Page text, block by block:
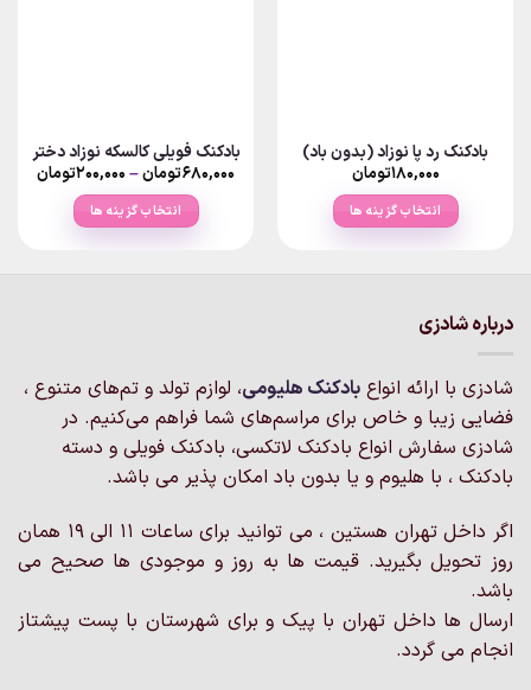
بادکنک رد پا نوزاد (بدون باد)
۱۸۰,۰۰۰تومان
انتخاب گزینه ها
باشد.
گزینه
ها
ممکن
است
صفحه
محصول
شوند
بادکنک فویلی کالسکه نوزاد دختر
۶۸۰,۰۰۰تومان–۲۰۰,۰۰۰تومان
انتخاب گزینه ها
باشد.
گزینه
ممکن
است
صفحه
محصول
شوند
درباره شادزی
شادزی با ارائه انواع بادکنک‌ هلیومی، لوازم تولد و تم‌های متنوع ،
فضایی زیبا و خاص برای مراسم‌های شما فراهم می‌کنیم. در
شادزی سفارش انواع بادکنک لاتکسی، بادکنک فویلی و دسته
بادکنک ، با هلیوم و یا بدون باد امکان پذیر می باشد.
اگر داخل تهران هستین ، می توانید برای ساعات 11 الی 19 همان
روز تحویل بگیرید. قیمت ها به روز و موجودی ها صحیح می
باشد.
ارسال ها داخل تهران با پیک و برای شهرستان با پست پیشتاز
انجام می گردد.